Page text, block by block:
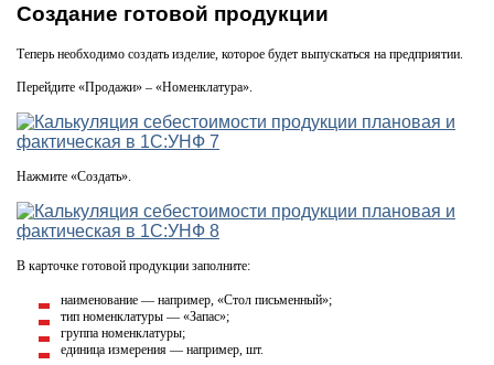
Создание готовой продукции
Теперь необходимо создать изделие, которое будет выпускаться на предприятии.
Перейдите «Продажи» – «Номенклатура».
Нажмите «Создать».
В карточке готовой продукции заполните:
наименование — например, «Стол письменный»;
тип номенклатуры — «Запас»;
группа номенклатуры;
единица измерения — например, шт.